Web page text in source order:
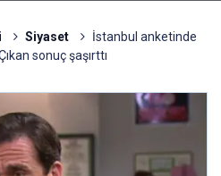
Siyaset
İstanbul anketinde
sonuç şaşırttı